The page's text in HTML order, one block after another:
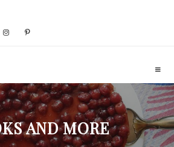
AND MORE